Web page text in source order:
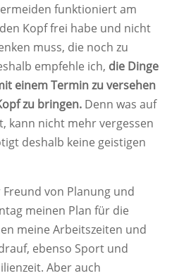
funktioniert am
Kopf frei habe und nicht
muss, die noch zu
empfehle ich, die Dinge
einem Termin zu versehen
zu bringen. Denn was auf
kann nicht mehr vergessen
deshalb keine geistigen
von Planung und
meinen Plan für die
meine Arbeitszeiten und
ebenso Sport und
Aber auch